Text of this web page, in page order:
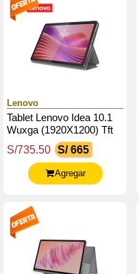
Lenovo
Tablet Lenovo Idea 10.1
Wuxga (1920X1200) Tft
Lcd (Ips) / Touch / Android
14 O Superior
S/735.50 S/ 665
Agregar